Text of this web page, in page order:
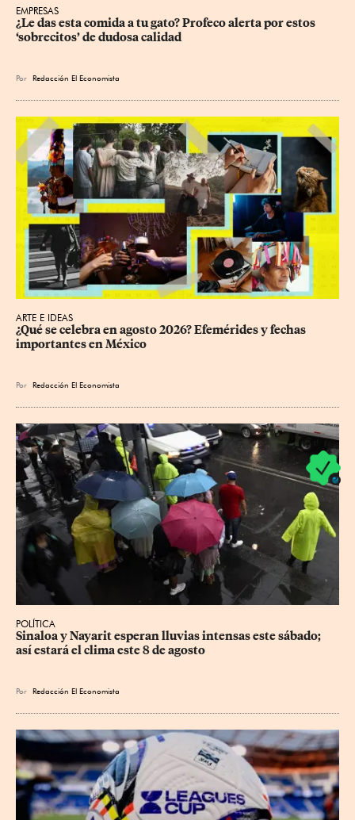
EMPRESAS
¿Le das esta comida a tu gato? Profeco alerta por estos
‘sobrecitos’ de dudosa calidad
Por Redacción El Economista
ARTE E IDEAS
¿Qué se celebra en agosto 2026? Efemérides y fechas
importantes en México
Por Redacción El Economista
POLÍTICA
Sinaloa y Nayarit esperan lluvias intensas este sábado;
así estará el clima este 8 de agosto
Por Redacción El Economista